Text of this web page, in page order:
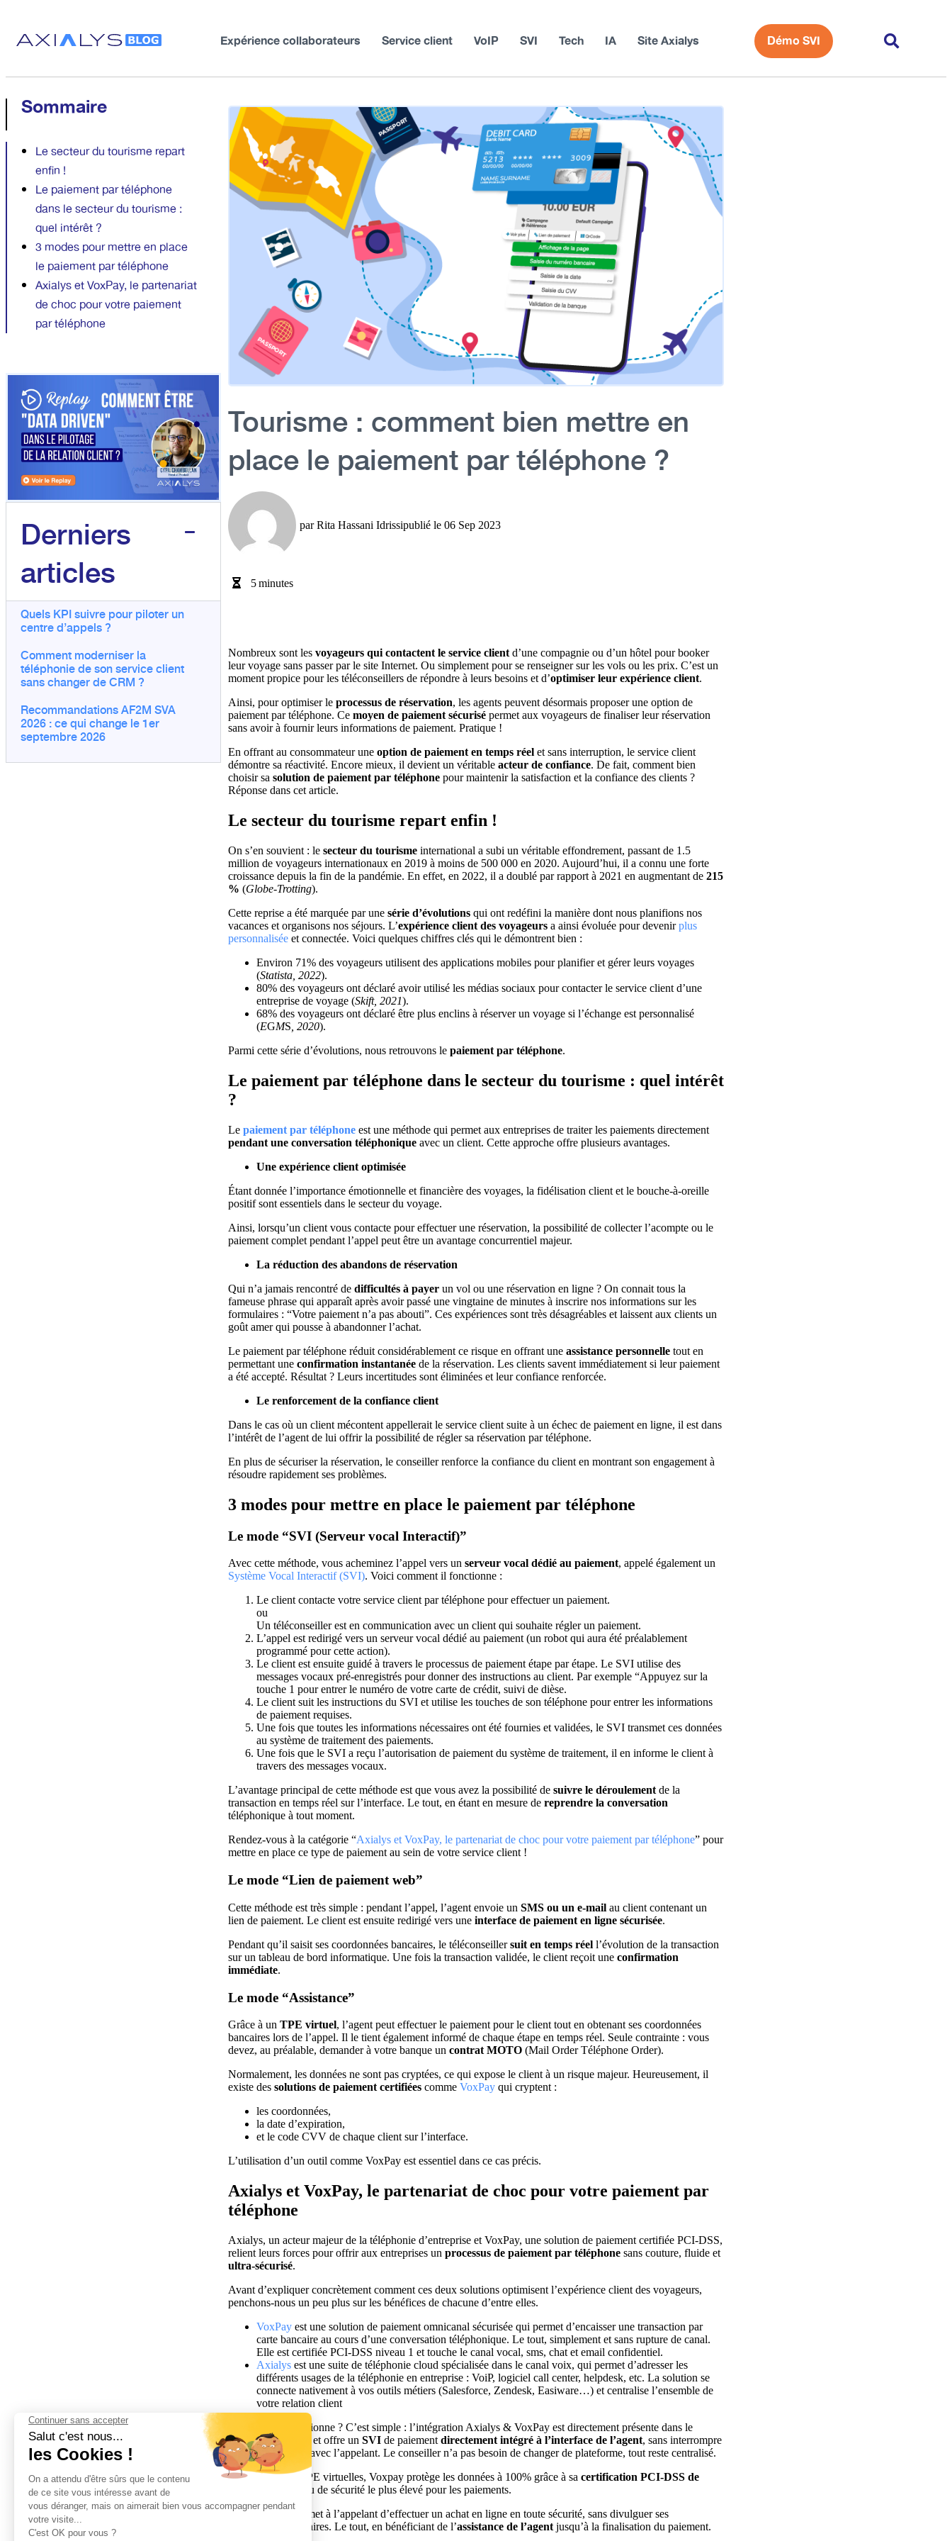
Expérience collaborateurs Service client VoIP SVI Tech IA Site Axialys Démo SVI
Sommaire
Le secteur du tourisme repart
enfin !
Le paiement par téléphone
dans le secteur du tourisme :
quel intérêt ?
3 modes pour mettre en place
le paiement par téléphone
Axialys et VoxPay, le partenariat
de choc pour votre paiement
par téléphone
Derniers
articles
Quels KPI suivre pour piloter un
centre d’appels ?
Comment moderniser la
téléphonie de son service client
sans changer de CRM ?
Recommandations AF2M SVA
2026 : ce qui change le 1er
septembre 2026
Tourisme : comment bien mettre en
place le paiement par téléphone ?
parRita Hassani Idrissipublié le 06 Sep 2023
5minutes
Nombreux sont lesvoyageurs qui contactent le service client d’une compagnie ou d’un hôtel pour booker
leur voyage sans passer par le site Internet. Ou simplement pour se renseigner sur les vols ou les prix. C’est un
moment propice pour les téléconseillers de répondre à leurs besoins et d’optimiser leur expérience client.
Ainsi, pour optimiser leprocessus de réservation, les agents peuvent désormais proposer une option de
paiement par téléphone. Cemoyen de paiement sécurisé permet aux voyageurs de finaliser leur réservation
sans avoir à fournir leurs informations de paiement. Pratique !
En offrant au consommateur uneoption de paiement en temps réel et sans interruption, le service client
démontre sa réactivité. Encore mieux, il devient un véritable acteur de confiance. De fait, comment bien
choisir sasolution de paiement par téléphone pour maintenir la satisfaction et la confiance des clients ?
Réponse dans cet article.
Le secteur du tourisme repart enfin !
On s’en souvient : lesecteur du tourisme international a subi un véritable effondrement, passant de 1.5
million de voyageurs internationaux en 2019 à moins de 500 000 en 2020. Aujourd’hui, il a connu une forte
croissance depuis la fin de la pandémie. En effet, en 2022, il a doublé par rapport à 2021 en augmentant de215
% (Globe-Trotting).
Cette reprise a été marquée par unesérie d’évolutions qui ont redéfini la manière dont nous planifions nos
vacances et organisons nos séjours. L’expérience client des voyageurs a ainsi évoluée pour devenirplus
personnalisée et connectée. Voici quelques chiffres clés qui le démontrent bien :
Environ 71% des voyageurs utilisent des applications mobiles pour planifier et gérer leurs voyages
(Statista, 2022).
80% des voyageurs ont déclaré avoir utilisé les médias sociaux pour contacter le service client d’une
entreprise de voyage (Skift, 2021).
68% des voyageurs ont déclaré être plus enclins à réserver un voyage si l’échange est personnalisé
(EGMS , 2020).
Parmi cette série d’évolutions, nous retrouvons lepaiement par téléphone.
Le paiement par téléphone dans le secteur du tourisme : quel intérêt
?
Lepaiement par téléphone est une méthode qui permet aux entreprises de traiter les paiements directement
pendant une conversation téléphonique avec un client. Cette approche offre plusieurs avantages.
Une expérience client optimisée
Étant donnée l’importance émotionnelle et financière des voyages, la fidélisation client et le bouche-à-oreille
positif sont essentiels dans le secteur du voyage.
Ainsi, lorsqu’un client vous contacte pour effectuer une réservation, la possibilité de collecter l’acompte ou le
paiement complet pendant l’appel peut être un avantage concurrentiel majeur.
La réduction des abandons de réservation
Qui n’a jamais rencontré dedifficultés à payerun vol ou une réservation en ligne ? On connait tous la
fameuse phrase qui apparaît après avoir passé une vingtaine de minutes à inscrire nos informations sur les
formulaires : “Votre paiement n’a pas abouti”. Ces expériences sont très désagréables et laissent aux clients un
goût amer qui pousse à abandonner l’achat.
Le paiement par téléphone réduit considérablement ce risque en offrant uneassistance personnelle tout en
permettant uneconfirmation instantanéede la réservation. Les clients savent immédiatement si leur paiement
a été accepté. Résultat ? Leurs incertitudes sont éliminées et leur confiance renforcée.
Le renforcement de la confiance client
Dans le cas où un client mécontent appellerait le service client suite à un échec de paiement en ligne, il est dans
l’intérêt de l’agent de lui offrir la possibilité de régler sa réservation par téléphone.
En plus de sécuriser la réservation, le conseiller renforce la confiance du client en montrant son engagement à
résoudre rapidement ses problèmes.
3 modes pour mettre en place le paiement par téléphone
Le mode “SVI (Serveur vocal Interactif)”
Avec cette méthode, vous acheminez l’appel vers unserveur vocal dédié au paiement, appelé également un
Système Vocal Interactif (SVI). Voici comment il fonctionne :
Le client contacte votre service client par téléphone pour effectuer un paiement.
ou
Un téléconseiller est en communication avec un client qui souhaite régler un paiement.
L’appel est redirigé vers un serveur vocal dédié au paiement (un robot qui aura été préalablement
programmé pour cette action).
Le client est ensuite guidé à travers le processus de paiement étape par étape. Le SVI utilise des
messages vocaux pré-enregistrés pour donner des instructions au client. Par exemple “Appuyez sur la
touche 1 pour entrer le numéro de votre carte de crédit, suivi de dièse.
Le client suit les instructions du SVI et utilise les touches de son téléphone pour entrer les informations
de paiement requises.
Une fois que toutes les informations nécessaires ont été fournies et validées, le SVI transmet ces données
au système de traitement des paiements.
Une fois que le SVI a reçu l’autorisation de paiement du système de traitement, il en informe le client à
travers des messages vocaux.
L’avantage principal de cette méthode est que vous avez la possibilité de suivre le déroulementde la
transaction en temps réel sur l’interface. Le tout, en étant en mesure dereprendre la conversation
téléphonique à tout moment.
Rendez-vous à la catégorie “Axialys et VoxPay, le partenariat de choc pour votre paiement par téléphone” pour
mettre en place ce type de paiement au sein de votre service client !
Le mode “Lien de paiement web”
Cette méthode est très simple : pendant l’appel, l’agent envoie unSMS ou un e-mail au client contenant un
lien de paiement. Le client est ensuite redirigé vers uneinterface de paiement en ligne sécurisée.
Pendant qu’il saisit ses coordonnées bancaires, le téléconseillersuit en temps réel l’évolution de la transaction
sur un tableau de bord informatique. Une fois la transaction validée, le client reçoit uneconfirmation
immédiate.
Le mode “Assistance”
Grâce à unTPE virtuel, l’agent peut effectuer le paiement pour le client tout en obtenant ses coordonnées
bancaires lors de l’appel. Il le tient également informé de chaque étape en temps réel. Seule contrainte : vous
devez, au préalable, demander à votre banque uncontrat MOTO (Mail Order Téléphone Order).
Normalement, les données ne sont pas cryptées, ce qui expose le client à un risque majeur. Heureusement, il
existe dessolutions de paiement certifiées commeVoxPay qui cryptent :
les coordonnées,
la date d’expiration,
et le code CVV de chaque client sur l’interface.
L’utilisation d’un outil comme VoxPay est essentiel dans ce cas précis.
Axialys et VoxPay, le partenariat de choc pour votre paiement par
téléphone
Axialys, un acteur majeur de la téléphonie d’entreprise et VoxPay, une solution de paiement certifiée PCI-DSS,
relient leurs forces pour offrir aux entreprises unprocessus de paiement par téléphone sans couture, fluide et
ultra-sécurisé.
Avant d’expliquer concrètement comment ces deux solutions optimisent l’expérience client des voyageurs,
penchons-nous un peu plus sur les bénéfices de chacune d’entre elles.
VoxPay est une solution de paiement omnicanal sécurisée qui permet d’encaisser une transaction par
carte bancaire au cours d’une conversation téléphonique. Le tout, simplement et sans rupture de canal.
Elle est certifiée PCI-DSS niveau 1 et touche le canal vocal, sms, chat et email confidentiel.
Axialys est une suite de téléphonie cloud spécialisée dans le canal voix, qui permet d’adresser les
différents usages de la téléphonie en entreprise : VoiP, logiciel call center, helpdesk, etc. La solution se
connecte nativement à vos outils métiers (Salesforce, Zendesk, Easiware…) et centralise l’ensemble de
votre relation client
Comment ça fonctionne ? C’est simple : l’intégration Axialys & VoxPay est directement présente dans le
bandeau opérateur et offre unSVI de paiementdirectement intégré à l’interface de l’agent, sans interrompre
la communication avec l’appelant. Le conseiller n’a pas besoin de changer de plateforme, tout reste centralisé.
Dans le cas des TPE virtuelles, Voxpay protège les données à 100% grâce à sacertification PCI-DSS de
, le niveau de sécurité le plus élevé pour les paiements.
Cette solution permet à l’appelant d’effectuer un achat en ligne en toute sécurité, sans divulguer ses
informations bancaires. Le tout, en bénéficiant de l’assistance de l’agentjusqu’à la finalisation du paiement.